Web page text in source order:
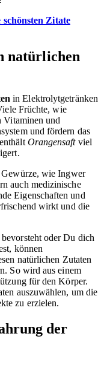
schönsten Zitate
natürlichen
in Elektrolytgetränken
Früchte, wie
Vitaminen und
und fördern das
Orangensaftviel
wie Ingwer
auch medizinische
Eigenschaften und
wirkt und die
oder Du dich
können
natürlichen Zutaten
So wird aus einem
für den Körper.
auszuwählen, um die
zu erzielen.
der